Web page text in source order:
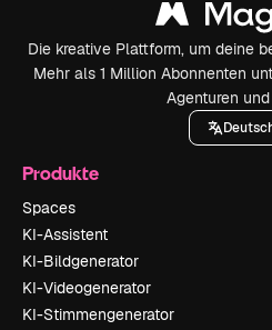
Die kreative Plattform, um deine
Mehr als 1 Million Abonnenten
Agenturen
Produkte
Spaces
KI-Assistent
KI-Bildgenerator
KI-Videogenerator
KI-Stimmengenerator